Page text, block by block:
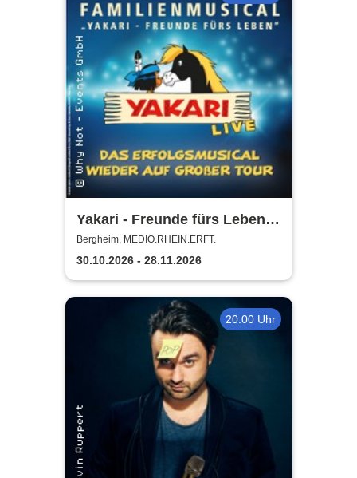
Yakari - Freunde fürs Leben -
Das Musical für die ganze
Familie
Bergheim, MEDIO.RHEIN.ERFT.
30.10.2026 - 28.11.2026
20:00 Uhr